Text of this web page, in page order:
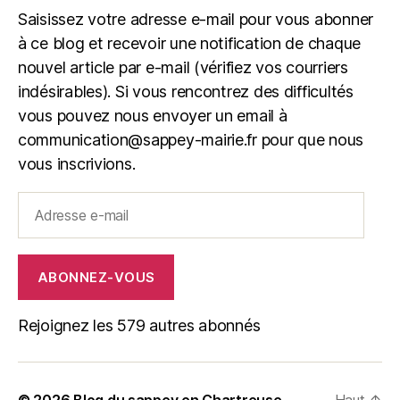
Saisissez votre adresse e-mail pour vous abonner
à ce blog et recevoir une notification de chaque
nouvel article par e-mail (vérifiez vos courriers
indésirables). Si vous rencontrez des difficultés
vous pouvez nous envoyer un email à
communication@sappey-mairie.fr pour que nous
vous inscrivions.
ABONNEZ-VOUS
Rejoignez les 579 autres abonnés